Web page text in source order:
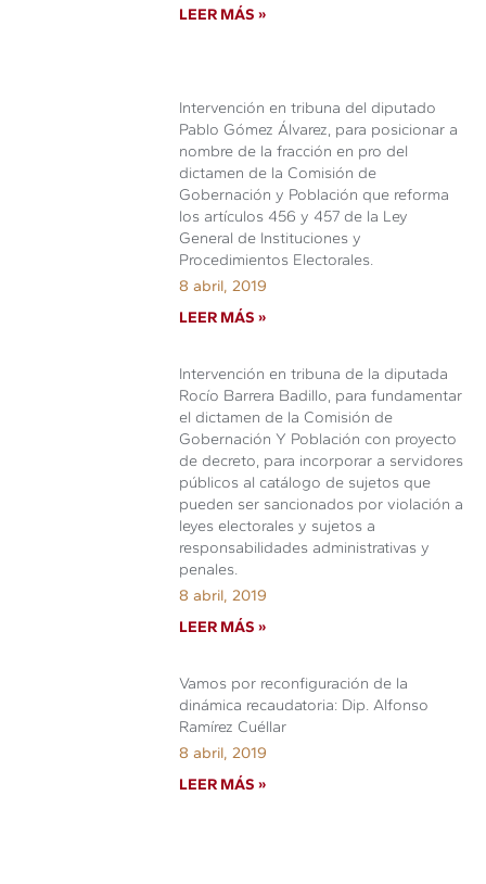
LEER MÁS »
Intervención en tribuna del diputado
Pablo Gómez Álvarez, para posicionar a
nombre de la fracción en pro del
dictamen de la Comisión de
Gobernación y Población que reforma
los artículos 456 y 457 de la Ley
General de Instituciones y
Procedimientos Electorales.
8 abril, 2019
LEER MÁS »
Intervención en tribuna de la diputada
Rocío Barrera Badillo, para fundamentar
el dictamen de la Comisión de
Gobernación Y Población con proyecto
de decreto, para incorporar a servidores
públicos al catálogo de sujetos que
pueden ser sancionados por violación a
leyes electorales y sujetos a
responsabilidades administrativas y
penales.
8 abril, 2019
LEER MÁS »
Vamos por reconfiguración de la
dinámica recaudatoria: Dip. Alfonso
Ramírez Cuéllar
8 abril, 2019
LEER MÁS »